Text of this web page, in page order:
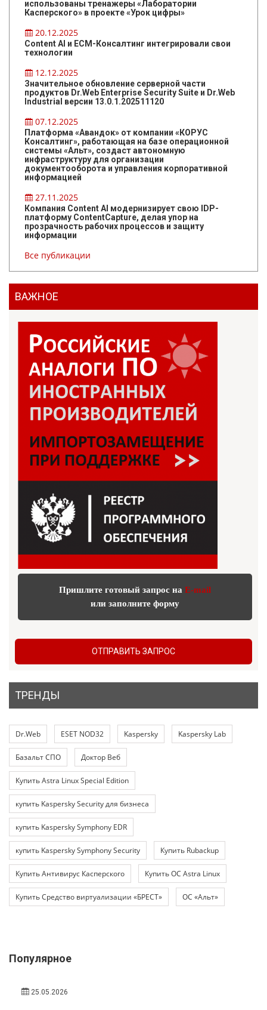
использованы тренажеры «Лаборатории
Касперского» в проекте «Урок цифры»
20.12.2025
Content AI и ЕСМ-Консалтинг интегрировали свои
технологии
12.12.2025
Значительное обновление серверной части
продуктов Dr.Web Enterprise Security Suite и Dr.Web
Industrial версии 13.0.1.202511120
07.12.2025
Платформа «Авандок» от компании «КОРУС
Консалтинг», работающая на базе операционной
системы «Альт», создаст автономную
инфраструктуру для организации
документооборота и управления корпоративной
информацией
27.11.2025
Компания Content AI модернизирует свою IDP-
платформу ContentCapture, делая упор на
прозрачность рабочих процессов и защиту
информации
Все публикации
ВАЖНОЕ
Пришлите готовый запрос на E-mail
или заполните форму
ОТПРАВИТЬ ЗАПРОС
ТРЕНДЫ
Dr.Web ESET NOD32 Kaspersky Kaspersky Lab
Базальт СПО Доктор Веб
Купить Astra Linux Special Edition
купить Kaspersky Security для бизнеса
купить Kaspersky Symphony EDR
купить Kaspersky Symphony Security Купить Rubackup
Купить Антивирус Касперского Купить ОС Astra Linux
Купить Средство виртуализации «БРЕСТ» ОС «Альт»
Популярное
25.05.2026